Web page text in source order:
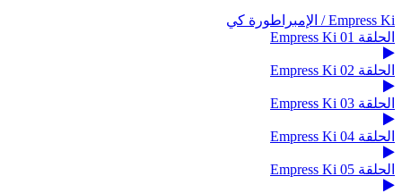
Empress Ki / الإمبراطورة كي
الحلقة 01 Empress Ki
الحلقة 02 Empress Ki
الحلقة 03 Empress Ki
الحلقة 04 Empress Ki
الحلقة 05 Empress Ki